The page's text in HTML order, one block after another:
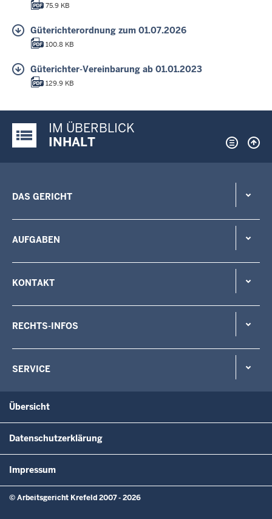
75.9 KB
Güterichterordnung zum 01.07.2026
100.8 KB
Güterichter-Vereinbarung ab 01.01.2023
129.9 KB
Justiz-Portal im Überblick:
IM ÜBERBLICK
INHALT
DAS GERICHT
AUFGABEN
KONTAKT
RECHTS-INFOS
SERVICE
Übersicht
Datenschutzerklärung
Impressum
© Arbeitsgericht Krefeld 2007 - 2026